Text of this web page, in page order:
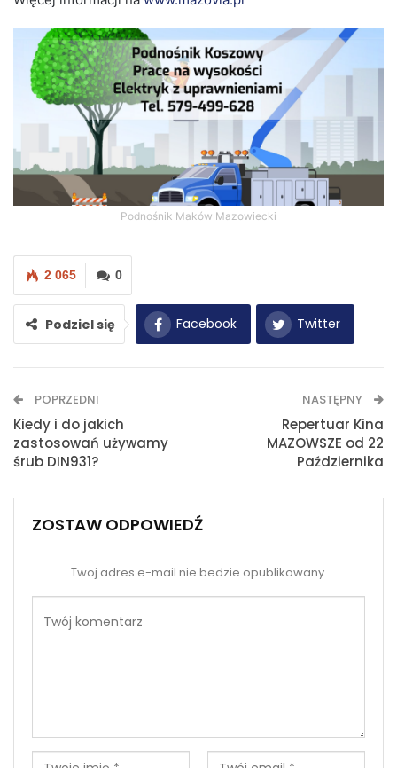
Podnośnik Maków Mazowiecki
0
2 065
Podziel się Facebook Twitter
Drukuj
POPRZEDNI
Kiedy i do jakich
zastosowań używamy
śrub DIN931?
NASTĘPNY
Repertuar Kina
MAZOWSZE od 22
Października
ZOSTAW ODPOWIEDŹ
Twoj adres e-mail nie bedzie opublikowany.